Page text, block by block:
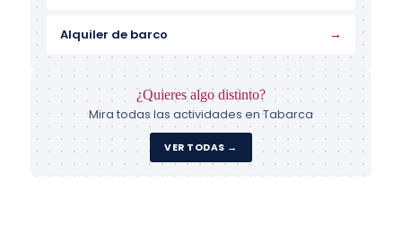
Alquiler de barco →
¿Quieres algo distinto?
Mira todas las actividades en Tabarca
VER TODAS →